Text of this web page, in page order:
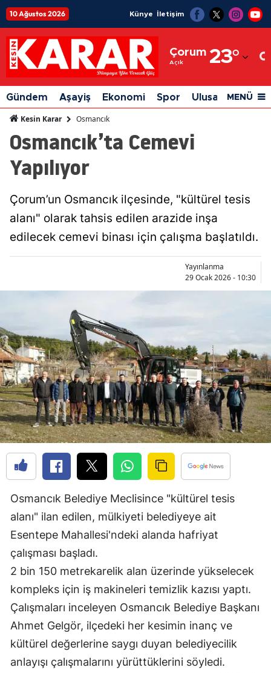
10 Ağustos 2026 Künye İletişim
Çorum
Açık 23°
Adıyaman
Afyonkarahisar
Ağrı
Amasya
Aydın
Balıkesir
Bilecik
Bolu
Burdur
Bursa
Çanakkale
Çankırı
Çorum
Diyarbakır
Erzincan
Erzurum
Eskişehir
Gündem Aşayiş Ekonomi Spor Ulusal Siyaset
MENÜ
Kesin Karar Osmancık
Osmancık’ta Cemevi
Yapılıyor
Çorum’un Osmancık ilçesinde, "kültürel tesis
alanı" olarak tahsis edilen arazide inşa
edilecek cemevi binası için çalışma başlatıldı.
Yayınlanma
29 Ocak 2026 - 10:30
Osmancık Belediye Meclisince "kültürel tesis
alanı" ilan edilen, mülkiyeti belediyeye ait
Esentepe Mahallesi'ndeki alanda hafriyat
çalışması başladı.
2 bin 150 metrekarelik alan üzerinde yükselecek
kompleks için iş makineleri temizlik kazısı yaptı.
Çalışmaları inceleyen Osmancık Belediye Başkanı
Ahmet Gelgör, ilçedeki her kesimin inanç ve
kültürel değerlerine saygı duyan belediyecilik
anlayışı çalışmalarını yürüttüklerini söyledi.